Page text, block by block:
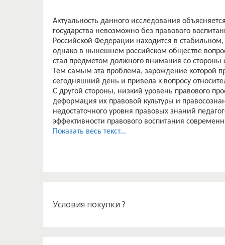
Актуальность данного исследования
государства невозможно без правового
Российской Федерации находится в
однако в нынешнем российском обществе
стал предметом должного внимания со
Тем самым эта проблема, зарождение которой
сегодняшний день и привела к вопросу
С другой стороны, низкий уровень правового
деформация их правовой культуры и
недостаточного уровня правовых знаний
эффективности правового воспитания
направлений в деятельности образовательных
Показать весь текст...
Условия покупки ?